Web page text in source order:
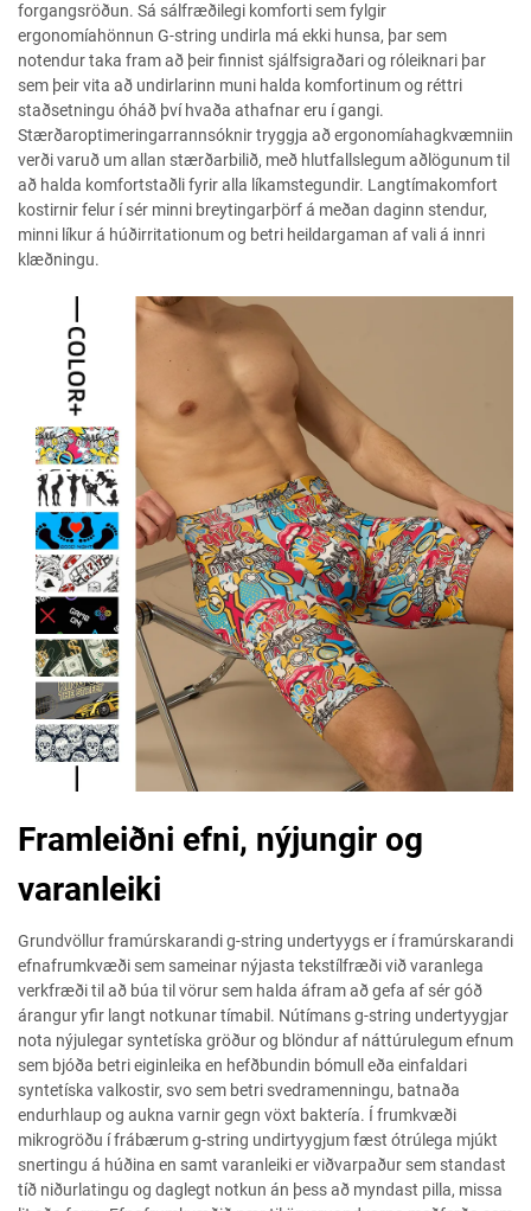
forgangsröðun. Sá sálfræðilegi komforti sem fylgir
ergonomíahönnun G-string undirla má ekki hunsa, þar sem
notendur taka fram að þeir finnist sjálfsigraðari og róleiknari þar
sem þeir vita að undirlarinn muni halda komfortinum og réttri
staðsetningu óháð því hvaða athafnar eru í gangi.
Stærðaroptimeringarrannsóknir tryggja að ergonomíahagkvæmniin
verði varuð um allan stærðarbilið, með hlutfallslegum aðlögunum til
að halda komfortstaðli fyrir alla líkamstegundir. Langtímakomfort
kostirnir felur í sér minni breytingarþörf á meðan daginn stendur,
minni líkur á húðirritationum og betri heildargaman af vali á innri
klæðningu.
Framleiðni efni, nýjungir og
varanleiki
Grundvöllur framúrskarandi g-string undertyygs er í framúrskarandi
efnafrumkvæði sem sameinar nýjasta tekstílfræði við varanlega
verkfræði til að búa til vörur sem halda áfram að gefa af sér góð
árangur yfir langt notkunar tímabil. Nútímans g-string undertyygjar
nota nýjulegar syntetíska gröður og blöndur af náttúrulegum efnum
sem bjóða betri eiginleika en hefðbundin bómull eða einfaldari
syntetíska valkostir, svo sem betri svedramenningu, batnaða
endurhlaup og aukna varnir gegn vöxt baktería. Í frumkvæði
mikrogröðu í frábærum g-string undirtyygjum fæst ótrúlega mjúkt
snertingu á húðina en samt varanleiki er viðvarpaður sem standast
tíð niðurlatingu og daglegt notkun án þess að myndast pilla, missa